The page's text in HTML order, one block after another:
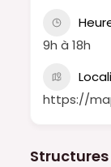
9h à 18h
https://